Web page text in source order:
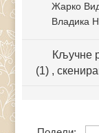
Жарко
Владика
Кључне
(1) ,